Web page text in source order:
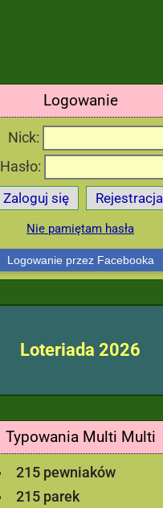
Logowanie
Nick:
Hasło:
Zaloguj się Rejestracja
Nie pamiętam hasła
Logowanie przez Facebooka
Loteriada 2026
Typowania Multi Multi
215 pewniaków
215 parek